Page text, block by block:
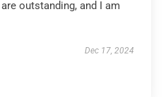
outstanding, and I am
Dec 17, 2024